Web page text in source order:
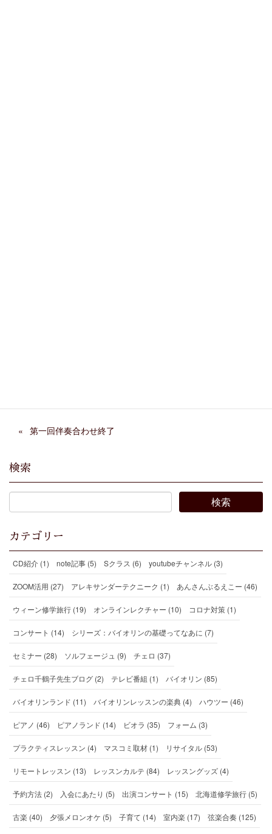
第一回伴奏合わせ終了
検索
カテゴリー
CD紹介 (1) note記事 (5) Sクラス (6) youtubeチャンネル (3)
ZOOM活用 (27) アレキサンダーテクニーク (1) あんさんぶるえこー (46)
ウィーン修学旅行 (19) オンラインレクチャー (10) コロナ対策 (1)
コンサート (14) シリーズ：バイオリンの基礎ってなあに (7)
セミナー (28) ソルフェージュ (9) チェロ (37)
チェロ千鶴子先生ブログ (2) テレビ番組 (1) バイオリン (85)
バイオリンランド (11) バイオリンレッスンの楽典 (4) ハウツー (46)
ピアノ (46) ピアノランド (14) ビオラ (35) フォーム (3)
プラクティスレッスン (4) マスコミ取材 (1) リサイタル (53)
リモートレッスン (13) レッスンカルテ (84) レッスングッズ (4)
予約方法 (2) 入会にあたり (5) 出演コンサート (15) 北海道修学旅行 (5)
古楽 (40) 夕張メロンオケ (5) 子育て (14) 室内楽 (17) 弦楽合奏 (125)